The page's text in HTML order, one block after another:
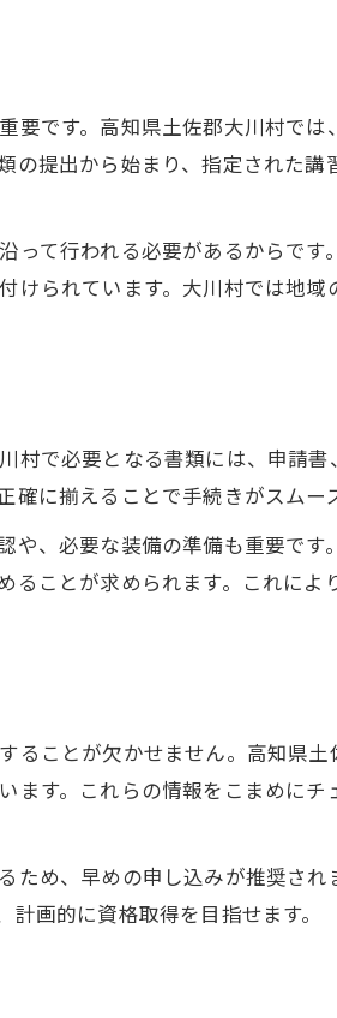
活動で生かせる公的資格の種類
のリスク管理と安全対策のポイン
資格取得が地域に与える影響とは
活動で暮らしを守るための流れ解
を活かした害獣対策の実践法とは
資格取得者の現場での活用事例
実践で守るべき基本ルールを知る
的な害獣駆除方法と注意点の整理
資格が地域社会にもたらす価値と
による農林業被害の軽減事例を紹
活動を通じた暮らしの質向上の実
資格取得がもたらす協力体制の強化
です。高知県土佐郡大川村で
提出から始まり、指定された
って行われる必要があるからで
られています。大川村では地
で必要となる書類には、申請
に揃えることで手続きがスムー
や、必要な装備の準備も重要で
ことが求められます。これに
ことが欠かせません。高知県
す。これらの情報をこまめに
め、早めの申し込みが推奨さ
画的に資格取得を目指せます。